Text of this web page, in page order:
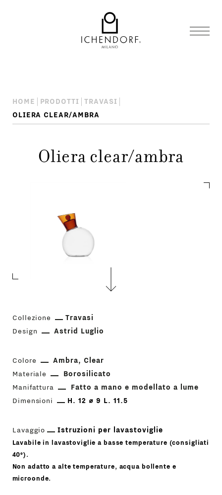
HOME PRODOTTI
TRAVASI
OLIERA CLEAR/AMBRA
Oliera clear/ambra
Collezione
Travasi
Design
Astrid Luglio
Colore Ambra
Clear
Materiale
Borosilicato
Manifattura
Fatto a mano e modellato a lume
Dimensioni
H. 12 ⌀ 9 L. 11.5
Lavaggio Istruzioni per lavastoviglie
Lavabile in lavastoviglie a basse temperature (consigliati
40°).
Non adatto a alte temperature, acqua bollente e
microonde.